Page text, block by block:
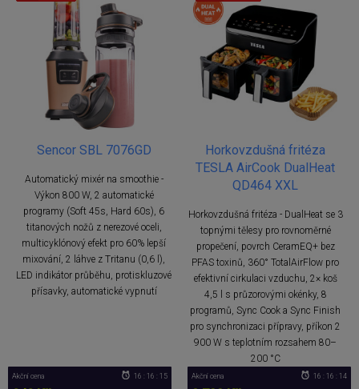
Sencor SBL 7076GD
Automatický mixér na smoothie -
Výkon 800 W, 2 automatické
programy (Soft 45s, Hard 60s), 6
titanových nožů z nerezové oceli,
multicyklónový efekt pro 60% lepší
mixování, 2 láhve z Tritanu (0,6 l),
LED indikátor průběhu, protiskluzové
přísavky, automatické vypnutí
Akční cena 16 : 16 : 14
Horkovzdušná fritéza
TESLA AirCook DualHeat
QD464 XXL
Horkovzdušná fritéza - DualHeat se 3
topnými tělesy pro rovnoměrné
propečení, povrch CeramEQ+ bez
PFAS toxinů, 360° TotalAirFlow pro
efektivní cirkulaci vzduchu, 2× koš
4,5 l s průzorovými okénky, 8
programů, Sync Cook a Sync Finish
pro synchronizaci přípravy, příkon 2
900 W s teplotním rozsahem 80–
200 °C
Akční cena 16 : 16 : 13